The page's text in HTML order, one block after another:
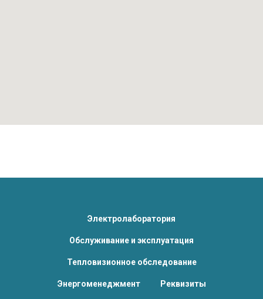
Электролаборатория
Обслуживание и эксплуатация
Тепловизионное обследование
Энергоменеджмент Реквизиты